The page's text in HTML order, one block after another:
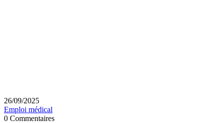
26/09/2025
Emploi médical
0 Commentaires